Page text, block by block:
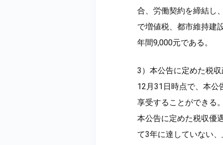
合、労働契約を締結し
で増値税、都市維持建
年間9,000元である。
3）本公告に定めた税
12月31日時点で、本公
享受することができる
本公告に定めた税収優
て3年に達していない